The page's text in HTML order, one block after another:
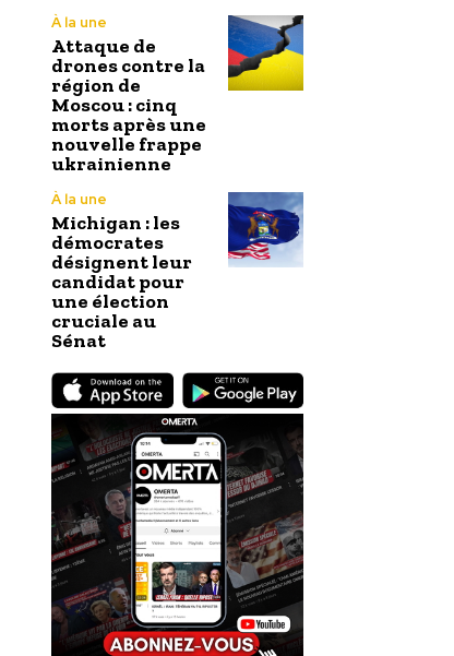
À la une
Attaque de
drones contre la
région de
Moscou : cinq
morts après une
nouvelle frappe
ukrainienne
À la une
Michigan : les
démocrates
désignent leur
candidat pour
une élection
cruciale au
Sénat